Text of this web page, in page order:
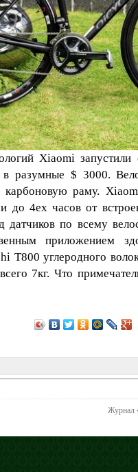
Xiaomi
в разумные $ 3000.
раму.
до 4ех часов от
датчиков по всему
приложением
T800 углеродного
7кг. Что
Журнал